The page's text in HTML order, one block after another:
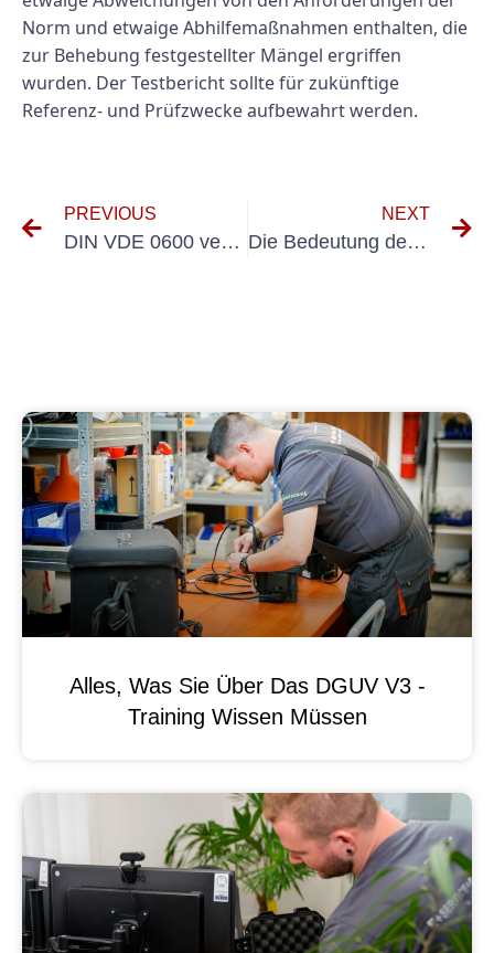
Norm und etwaige Abhilfemaßnahmen enthalten, die
zur Behebung festgestellter Mängel ergriffen
wurden. Der Testbericht sollte für zukünftige
Referenz- und Prüfzwecke aufbewahrt werden.
PREVIOUS
DIN VDE 0600 verstehen: Grundlagen der Elektroinstallation
NEXT
Die Bedeutung des Prüfprotokolls DGUV V3 für ortsveränderliche Betriebsmittel verstehen
Alles, Was Sie Über Das DGUV V3 -
Training Wissen Müssen